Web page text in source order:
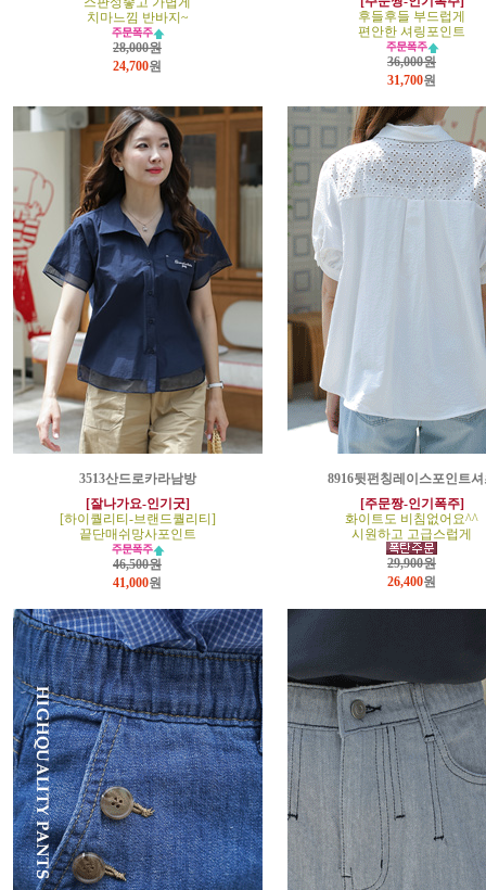
치마느낌 반바지~
28,000원
24,700원
후들후들 부드럽게
편안한 셔링포인트
36,000원
31,700원
3513산드로카라남방
[잘나가요-인기굿]
[하이퀄리티-브랜드퀄리티]
끝단매쉬망사포인트
46,500원
41,000원
8916뒷펀칭레이스포인트셔
[주문짱-인기폭주]
화이트도 비침없어요^^
시원하고 고급스럽게
29,900원
26,400원